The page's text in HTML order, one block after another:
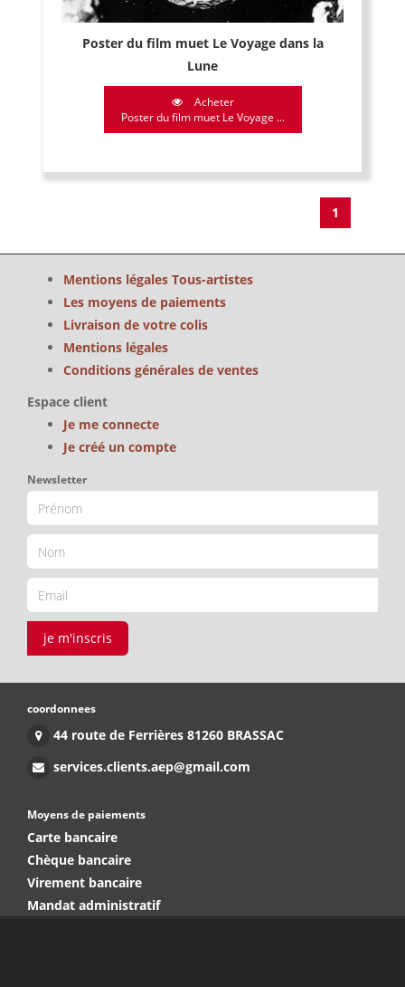
Poster du film muet Le Voyage dans la
Lune
Acheter
Poster du film muet Le Voyage ...
1
Mentions légales Tous-artistes
Les moyens de paiements
Livraison de votre colis
Mentions légales
Conditions générales de ventes
Espace client
Je me connecte
Je créé un compte
Newsletter
je m'inscris
coordonnees
44 route de Ferrières 81260 BRASSAC
services.clients.aep@gmail.com
Moyens de paiements
Carte bancaire
Chèque bancaire
Virement bancaire
Mandat administratif